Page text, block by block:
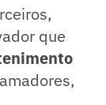
que